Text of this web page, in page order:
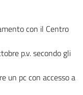
con il Centro
p.v. secondo gli
un pc con accesso a